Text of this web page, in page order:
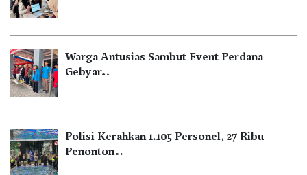
Warga Antusias Sambut Event Perdana
Gebyar…
Polisi Kerahkan 1.105 Personel, 27 Ribu
Penonton…